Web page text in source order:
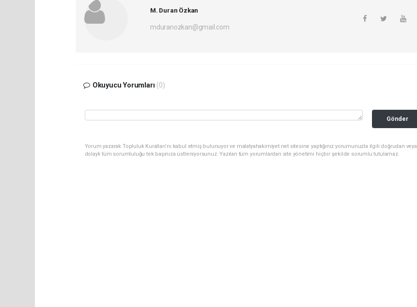
M. Duran Özkan
mduranozkan@gmail.com
Okuyucu Yorumları (0)
Gönder
Yorum yazarak Topluluk Kuralları’nı kabul etmiş bulunuyor ve malatyahakimiyet.net sitesine yaptığınız yorumunuzla ilgili doğrudan veya
dolaylı tüm sorumluluğu tek başınıza üstleniyorsunuz. Yazılan tüm yorumlardan site yönetimi hiçbir şekilde sorumlu tutulamaz.